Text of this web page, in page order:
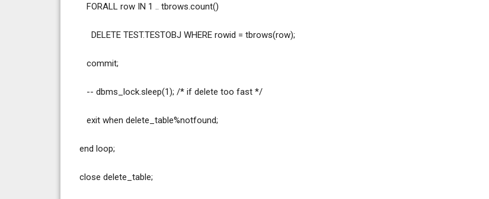
FORALL row IN 1 .. tbrows.count()
DELETE TEST.TESTOBJ WHERE rowid = tbrows(row);
commit;
-- dbms_lock.sleep(1); /* if delete too fast */
exit when delete_table%notfound;
end loop;
close delete_table;